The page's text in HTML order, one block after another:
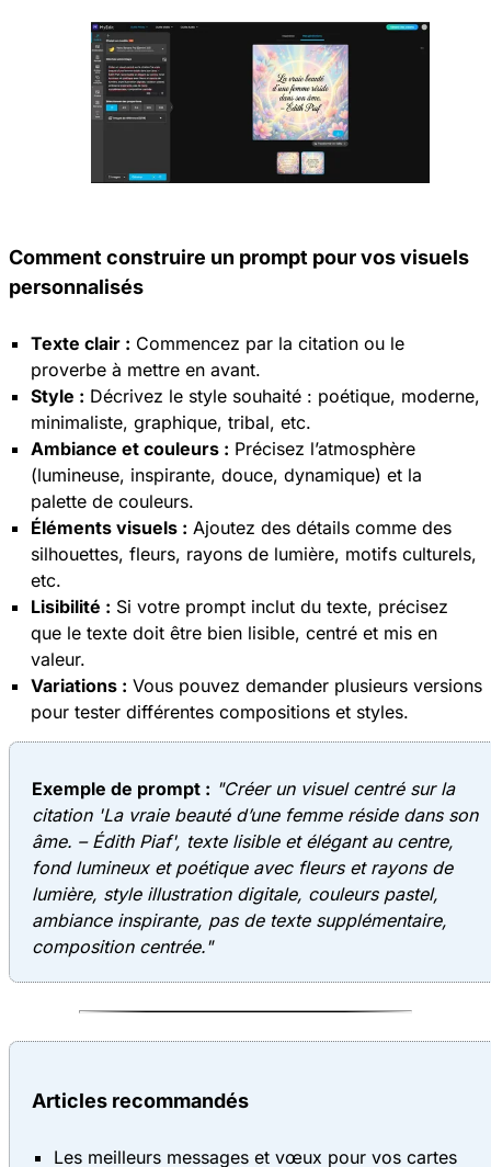
Comment construire un prompt pour vos visuels
personnalisés
Texte clair : Commencez par la citation ou le
proverbe à mettre en avant.
Style : Décrivez le style souhaité : poétique, moderne,
minimaliste, graphique, tribal, etc.
Ambiance et couleurs : Précisez l’atmosphère
(lumineuse, inspirante, douce, dynamique) et la
palette de couleurs.
Éléments visuels : Ajoutez des détails comme des
silhouettes, fleurs, rayons de lumière, motifs culturels,
etc.
Lisibilité : Si votre prompt inclut du texte, précisez
que le texte doit être bien lisible, centré et mis en
valeur.
Variations : Vous pouvez demander plusieurs versions
pour tester différentes compositions et styles.
Exemple de prompt : "Créer un visuel centré sur la
citation 'La vraie beauté d’une femme réside dans son
âme. – Édith Piaf', texte lisible et élégant au centre,
fond lumineux et poétique avec fleurs et rayons de
lumière, style illustration digitale, couleurs pastel,
ambiance inspirante, pas de texte supplémentaire,
composition centrée."
Articles recommandés
Les meilleurs messages et vœux pour vos cartes